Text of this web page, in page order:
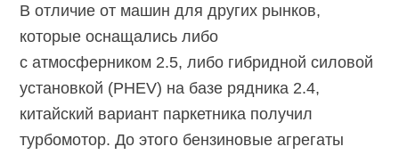
В отличие от машин для других рынков,
которые оснащались либо
с атмосферником 2.5, либо гибридной силовой
установкой (PHEV) на базе рядника 2.4,
китайский вариант паркетника получил
турбомотор. До этого бензиновые агрегаты